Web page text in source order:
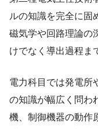
ルの知識を完全に固
磁気学や回路理論の
けでなく導出過程ま
電力科目では発電所
の知識が幅広く問わ
機、制御機器の動作